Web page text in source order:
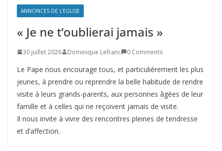
ANNONCES DE L'EGLISE
« Je ne t’oublierai jamais »
30 juillet 2026 Dominique Lefranc 0 Comments
Le Pape nous encourage tous, et particulièrement les plus
jeunes, à prendre ou reprendre la belle habitude de rendre
visite à leurs grands-parents, aux personnes âgées de leur
famille et à celles qui ne reçoivent jamais de visite.
Il nous invite à vivre des rencontres pleines de tendresse
et d’affection.